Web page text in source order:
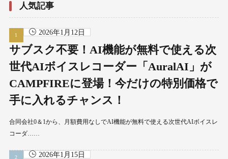
人気記事
2026年1月12日
サブスク不要！AI機能が無料で使える次
世代AIボイスレコーダー「AuralAI」が
CAMPFIREに登場！今だけの特別価格で
手に入れるチャンス！
合同会社0＆1から、月額費用なしでAI機能が無料で使える次世代AIボイスレ
コーダ……
2026年1月15日